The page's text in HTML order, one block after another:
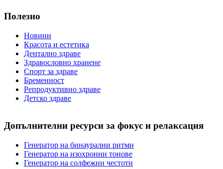
Полезно
Новини
Красота и естетика
Дентално здраве
Здравословно хранене
Спорт за здраве
Бременност
Репродуктивно здраве
Детско здраве
Допълнителни ресурси за фокус и релаксация
Генератор на бинаурални ритми
Генератор на изохронни тонове
Генератор на солфежни честоти